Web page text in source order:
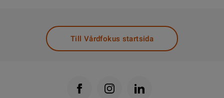
Till Vårdfokus startsida